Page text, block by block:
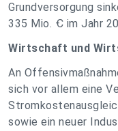
Grundversorgung
335 Mio. Ꞓ im Jahr
Wirtschaft und
An
sich vor allem eine
sowie ein neuer